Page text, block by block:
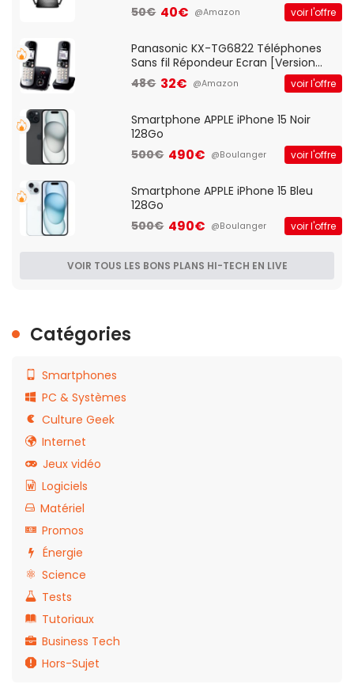
Client VPN, Triple Vlan, Mode Point
d'accès et Bridge, contrôle Parental,
50€ 40€ @Amazon voir l'offre
Panasonic KX-TG6822 Téléphones
Sans fil Répondeur Ecran [Version
Française]
48€ 32€ @Amazon voir l'offre
Smartphone APPLE iPhone 15 Noir
128Go
500€ 490€ @Boulanger voir l'offre
Smartphone APPLE iPhone 15 Bleu
128Go
500€ 490€ @Boulanger voir l'offre
VOIR TOUS LES BONS PLANS HI-TECH EN LIVE
Catégories
Smartphones
PC & Systèmes
Culture Geek
Internet
Jeux vidéo
Logiciels
Matériel
Promos
Énergie
Science
Tests
Tutoriaux
Business Tech
Hors-Sujet